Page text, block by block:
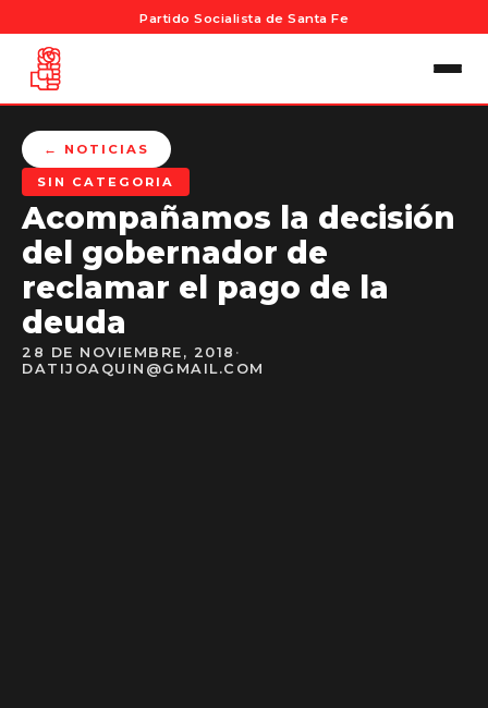
Partido Socialista de Santa Fe
← NOTICIAS
SIN CATEGORIA
Acompañamos la decisión
del gobernador de
reclamar el pago de la
deuda
28 DE NOVIEMBRE, 2018 ·
DATIJOAQUIN@GMAIL.COM